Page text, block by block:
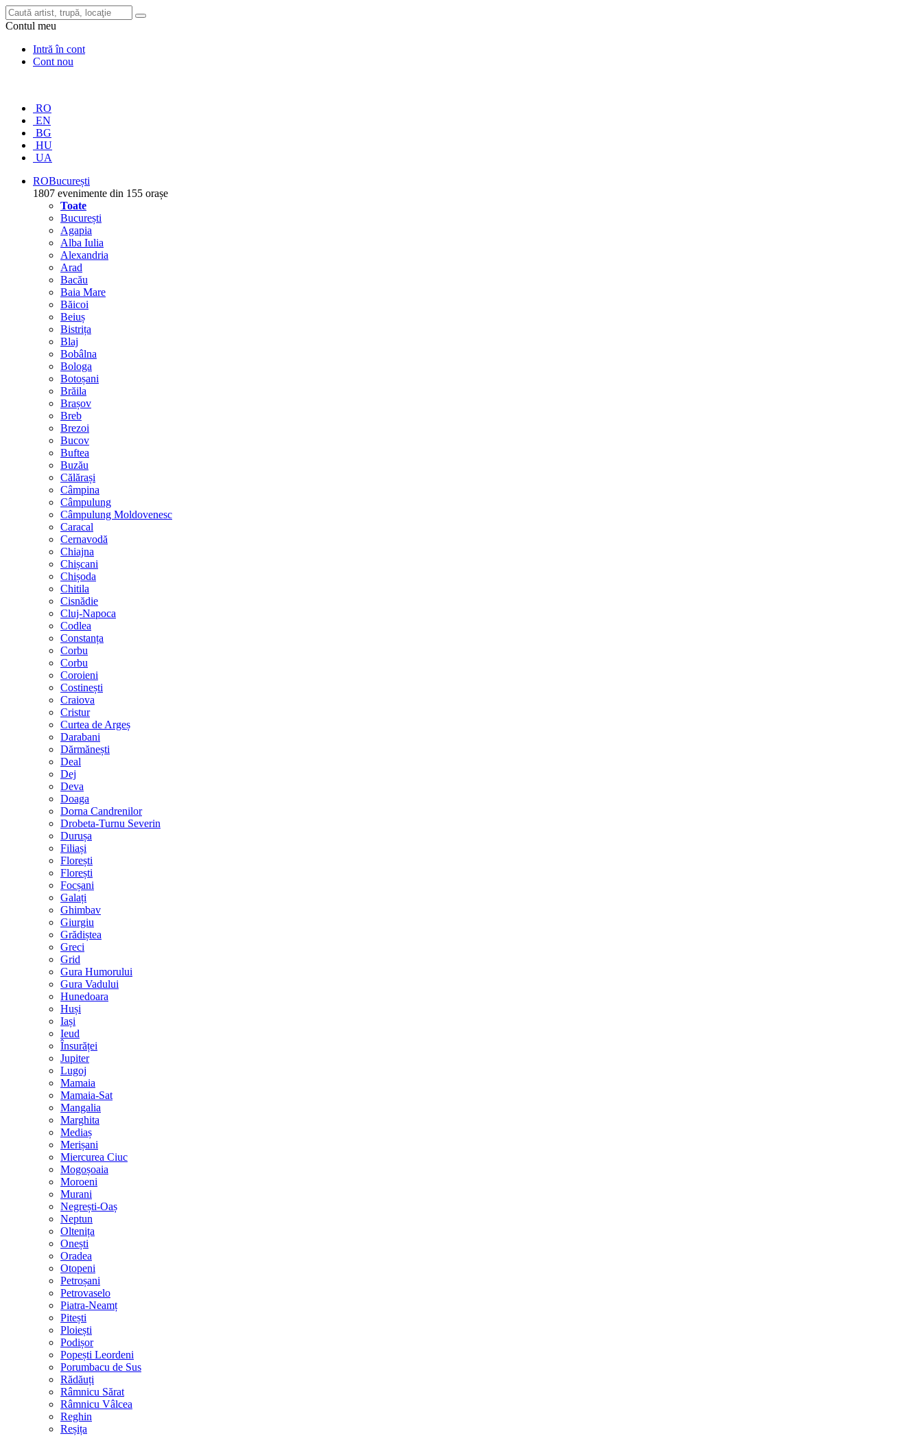
Contul meu
Intră în cont
Cont nou
RO
EN
BG
HU
UA
ROBucurești
1807 evenimente din 155 orașe
Toate
București
Agapia
Alba Iulia
Alexandria
Arad
Bacău
Baia Mare
Băicoi
Beiuș
Bistrița
Blaj
Bobâlna
Bologa
Botoșani
Brăila
Brașov
Breb
Brezoi
Bucov
Buftea
Buzău
Călărași
Câmpina
Câmpulung
Câmpulung Moldovenesc
Caracal
Cernavodă
Chiajna
Chișcani
Chișoda
Chitila
Cisnădie
Cluj-Napoca
Codlea
Constanța
Corbu
Corbu
Coroieni
Costinești
Craiova
Cristur
Curtea de Argeș
Darabani
Dărmănești
Deal
Dej
Deva
Doaga
Dorna Candrenilor
Drobeta-Turnu Severin
Durușa
Filiași
Florești
Florești
Focșani
Galați
Ghimbav
Giurgiu
Grădiștea
Greci
Grid
Gura Humorului
Gura Vadului
Hunedoara
Huși
Iași
Ieud
Însurăței
Jupiter
Lugoj
Mamaia
Mamaia-Sat
Mangalia
Marghita
Mediaș
Merișani
Miercurea Ciuc
Mogoșoaia
Moroeni
Murani
Negrești-Oaș
Neptun
Oltenița
Onești
Oradea
Otopeni
Petroșani
Petrovaselo
Piatra-Neamț
Pitești
Ploiești
Podișor
Popești Leordeni
Porumbacu de Sus
Rădăuți
Râmnicu Sărat
Râmnicu Vâlcea
Reghin
Reșița